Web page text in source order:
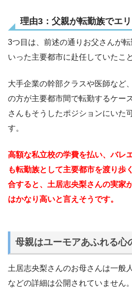
理由3：父親が転勤族でエ
3つ目は、前述の通りお父さんが
いった主要都市に赴任していたこ
大手企業の幹部クラスや医師など
の方が主要都市間で転勤するケー
さんもそうしたポジションにいた
す。
高額な私立校の学費を払い、バレ
も転勤族として主要都市を渡り
合すると、土居志央梨さんの実家
はかなり高いと言えそうです。
母親はユーモアあふれる心
土居志央梨さんのお母さんは一般
などの詳細は公開されていません。